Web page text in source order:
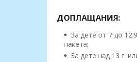
ДОПЛАЩАНИЯ:
За дете от 7 до
пакета;
За дете над 13 г.